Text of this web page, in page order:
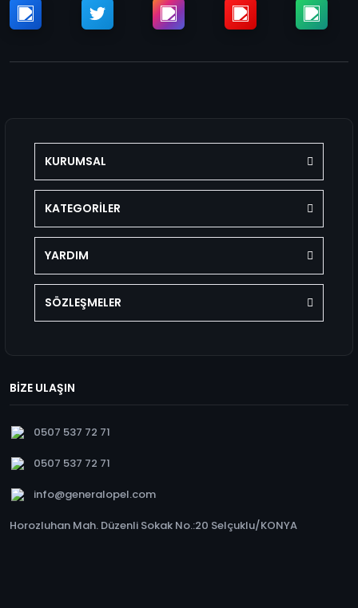
KURUMSAL
KATEGORİLER
YARDIM
SÖZLEŞMELER
BİZE ULAŞIN
0507 537 72 71
0507 537 72 71
info@generalopel.com
Horozluhan Mah. Düzenli Sokak No.:20 Selçuklu/KONYA